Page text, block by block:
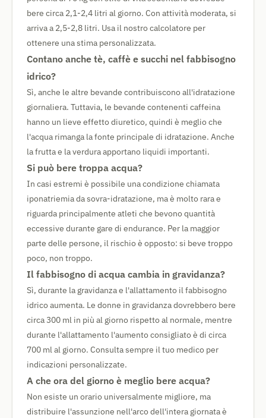
bere circa 2,1-2,4 litri al giorno. Con attività moderata, si
arriva a 2,5-2,8 litri. Usa il nostro calcolatore per
ottenere una stima personalizzata.
Contano anche tè, caffè e succhi nel fabbisogno
idrico?
Sì, anche le altre bevande contribuiscono all'idratazione
giornaliera. Tuttavia, le bevande contenenti caffeina
hanno un lieve effetto diuretico, quindi è meglio che
l'acqua rimanga la fonte principale di idratazione. Anche
la frutta e la verdura apportano liquidi importanti.
Si può bere troppa acqua?
In casi estremi è possibile una condizione chiamata
iponatriemia da sovra-idratazione, ma è molto rara e
riguarda principalmente atleti che bevono quantità
eccessive durante gare di endurance. Per la maggior
parte delle persone, il rischio è opposto: si beve troppo
poco, non troppo.
Il fabbisogno di acqua cambia in gravidanza?
Sì, durante la gravidanza e l'allattamento il fabbisogno
idrico aumenta. Le donne in gravidanza dovrebbero bere
circa 300 ml in più al giorno rispetto al normale, mentre
durante l'allattamento l'aumento consigliato è di circa
700 ml al giorno. Consulta sempre il tuo medico per
indicazioni personalizzate.
A che ora del giorno è meglio bere acqua?
Non esiste un orario universalmente migliore, ma
distribuire l'assunzione nell'arco dell'intera giornata è